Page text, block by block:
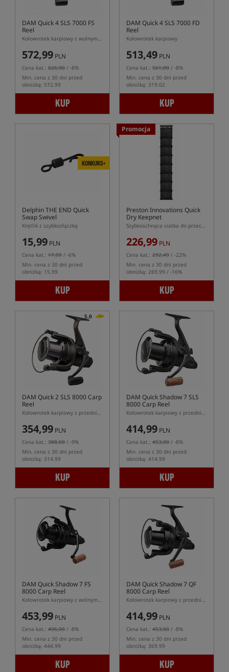
DAM Quick 4 SLS 7000 FS
Reel
Kołowrotek karpiowy z wolnym biegiem
572,99 PLN
Cena kat.: 626,00 / -8%
Min. cena z 30 dni przed
obniżką: 572.99
KUP
DAM Quick 4 SLS 7000 FD
Reel
Kołowrotek karpiowy
513,49 PLN
Cena kat.: 561,00 / -8%
Min. cena z 30 dni przed
obniżką: 319.02
KUP
KONKURS+
Delphin THE END Quick
Swap Swivel
Krętlik z szybkozłączką
15,99 PLN
Cena kat.: 17,09 / -6%
Min. cena z 30 dni przed
obniżką: 15.99
KUP
Promocja
Preston Innovations Quick
Dry Keepnet
Szybkoschnąca siatka do przechowywania ryb
226,99 PLN
Cena kat.: 292,49 / -22%
Min. cena z 30 dni przed
obniżką: 269.99 / -16%
KUP
5,0
DAM Quick 2 SLS 8000 Carp
Reel
Kołowrotek karpiowy z przednim hamulcem
354,99 PLN
Cena kat.: 388,00 / -9%
Min. cena z 30 dni przed
obniżką: 314.99
KUP
DAM Quick Shadow 7 SLS
8000 Carp Reel
Kołowrotek karpiowy z przednim hamulcem
414,99 PLN
Cena kat.: 453,00 / -8%
Min. cena z 30 dni przed
obniżką: 414.99
KUP
DAM Quick Shadow 7 FS
8000 Carp Reel
Kołowrotek karpiowy z wolnym biegiem
453,99 PLN
Cena kat.: 496,00 / -8%
Min. cena z 30 dni przed
obniżką: 444.99
KUP
DAM Quick Shadow 7 QF
8000 Carp Reel
Kołowrotek karpiowy z przednim hamulcem i korbką składaną QF
414,99 PLN
Cena kat.: 453,00 / -8%
Min. cena z 30 dni przed
obniżką: 369.99
KUP